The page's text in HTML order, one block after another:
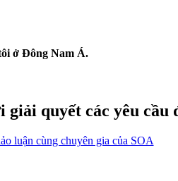
ở Đông Nam Á.
giải quyết các yêu cầu
luận cùng chuyên gia của SOA